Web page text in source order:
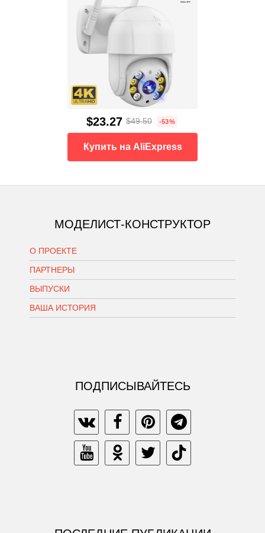
$23.27 $49.50 -53%
Купить на AliExpress
МОДЕЛИСТ-КОНСТРУКТОР
О ПРОЕКТЕ
ПАРТНЕРЫ
ВЫПУСКИ
ВАША ИСТОРИЯ
ПОДПИСЫВАЙТЕСЬ